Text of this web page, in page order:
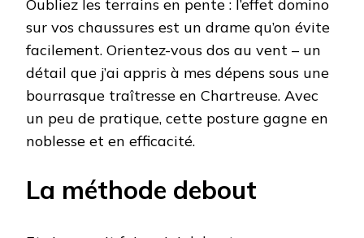
Oubliez les terrains en pente : l’effet domino
sur vos chaussures est un drame qu’on évite
facilement. Orientez-vous dos au vent – un
détail que j’ai appris à mes dépens sous une
bourrasque traîtresse en Chartreuse. Avec
un peu de pratique, cette posture gagne en
noblesse et en efficacité.
La méthode debout